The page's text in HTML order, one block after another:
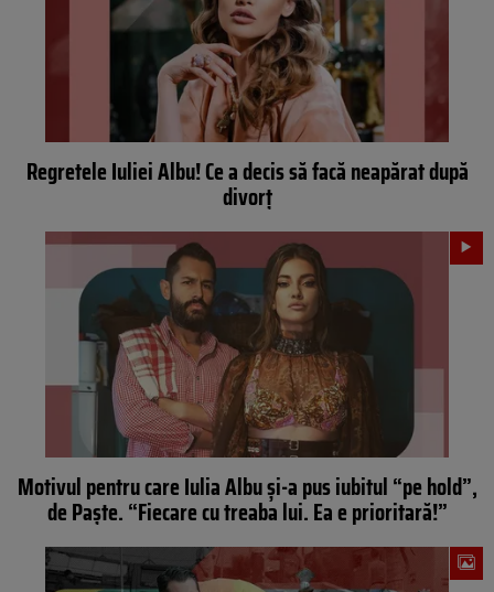
Regretele Iuliei Albu! Ce a decis să facă neapărat după
divorț
Motivul pentru care Iulia Albu și-a pus iubitul “pe hold”,
de Paște. “Fiecare cu treaba lui. Ea e prioritară!”